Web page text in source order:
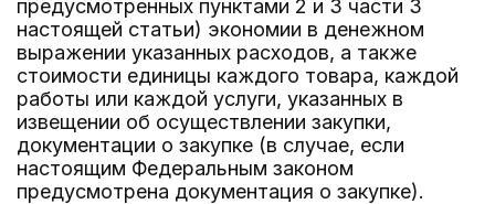
предусмотренных пунктами 2 и 3 части 3
настоящей статьи) экономии в денежном
выражении указанных расходов, а также
стоимости единицы каждого товара, каждой
работы или каждой услуги, указанных в
извещении об осуществлении закупки,
документации о закупке (в случае, если
настоящим Федеральным законом
предусмотрена документация о закупке).